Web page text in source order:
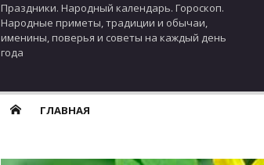
Праздники. Народный календарь. Гороскоп.
Народные приметы, традиции и обычаи,
именины, поверья и советы на каждый день
года
ГЛАВНАЯ